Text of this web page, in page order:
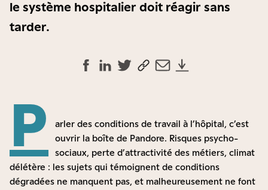
le système hospitalier doit réagir sans
tarder.
P
arler des conditions de travail à l’hôpital, c’est
ouvrir la boîte de Pandore. Risques psycho-
sociaux, perte d’attractivité des métiers, climat
délétère : les sujets qui témoignent de conditions
dégradées ne manquent pas, et malheureusement ne font